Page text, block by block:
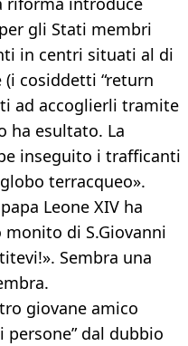
gli Stati membri
in centri situati al di
cosiddetti “return
ad accoglierli tramite
ha esultato. La
inseguito i trafficanti
terracqueo».
Leone XIV ha
di S.Giovanni
Sembra una
giovane amico
persone” dal dubbio